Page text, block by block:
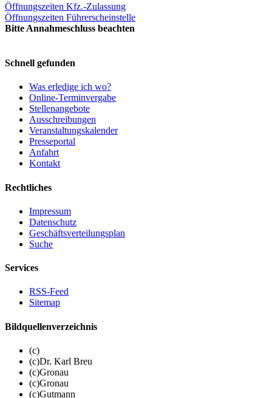
Öffnungszeiten Kfz.-Zulassung
Öffnungszeiten Führerscheinstelle
Bitte Annahmeschluss beachten
Schnell gefunden
Was erledige ich wo?
Online-Terminvergabe
Stellenangebote
Ausschreibungen
Veranstaltungskalender
Presseportal
Anfahrt
Kontakt
Rechtliches
Impressum
Datenschutz
Geschäftsverteilungsplan
Suche
Services
RSS-Feed
Sitemap
Bildquellenverzeichnis
(c)
(c)Dr. Karl Breu
(c)Gronau
(c)Gronau
(c)Gutmann